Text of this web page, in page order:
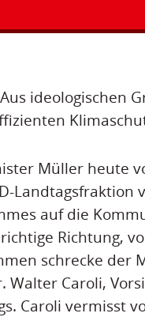
ideologischen
Müller heute
auf die
Richtung,
schrecke der
Walter Caroli,
Caroli vermisst